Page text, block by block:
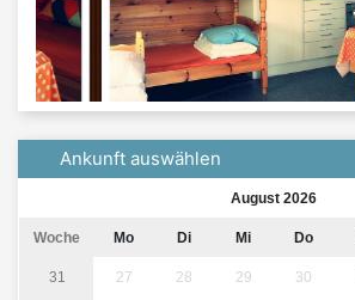
Ankunft auswählen
August 2026
Woche Mo Di Mi Do
31 27 28 29 30